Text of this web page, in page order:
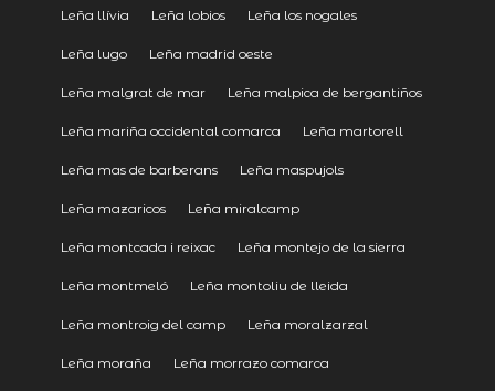
Leña llívia Leña lobios Leña los nogales
Leña lugo Leña madrid oeste
Leña malgrat de mar Leña malpica de bergantiños
Leña mariña occidental comarca Leña martorell
Leña mas de barberans Leña maspujols
Leña mazaricos Leña miralcamp
Leña montcada i reixac Leña montejo de la sierra
Leña montmeló Leña montoliu de lleida
Leña montroig del camp Leña moralzarzal
Leña moraña Leña morrazo comarca